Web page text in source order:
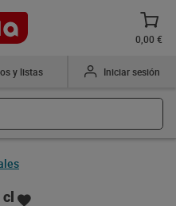
0,00 €
y listas Iniciar sesión